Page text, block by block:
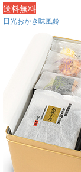
送料無料
日光おかき味風鈴